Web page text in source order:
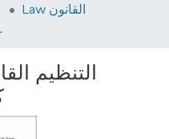
Law القانون
التنظيم
التنظيم